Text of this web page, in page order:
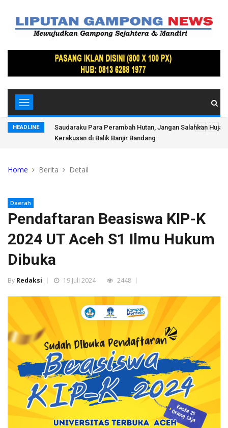
HEADLINE
Ada Jejak
Penyalahgunaan Wewenang & Pelat Palsu Oleh Oknum
Sabang Adalah Tindakkan Pidana & Pelanggaran Etik
Home Berita Detail
Daerah
Pendaftaran Beasiswa KIP-K
2024 UT Aceh S1 Ilmu Hukum
Dibuka
By Redaksi 19 Juli 2024 2448